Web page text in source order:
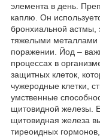
элемента в день.
каплю. Он
бронхиальной астмы,
тяжелыми металлами
поражении. Йод –
процессах в
защитных клеток,
чужеродные клетки,
умственные
щитовидной железы.
щитовидная железа
тиреоидных